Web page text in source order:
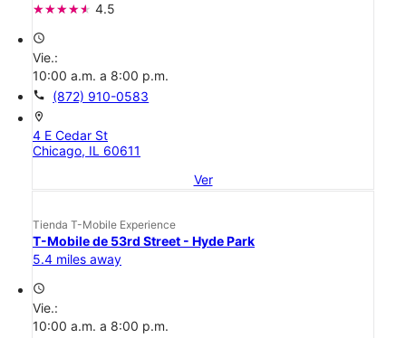
4.5
access_time
Vie.:
10:00 a.m. a 8:00 p.m.
call (872) 910-0583
location_on
4 E Cedar St
Chicago, IL 60611
Ver
Tienda T-Mobile Experience
T-Mobile de 53rd Street - Hyde Park
5.4 miles away
access_time
Vie.:
10:00 a.m. a 8:00 p.m.